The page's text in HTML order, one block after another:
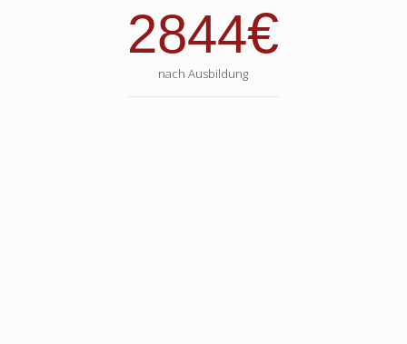
2844€
nach Ausbildung